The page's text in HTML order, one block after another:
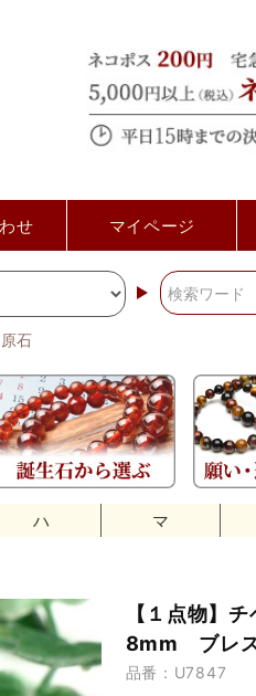
せ マイページ
原石
ハ マ
【１点物】
8mm ブレ
品番：U7847